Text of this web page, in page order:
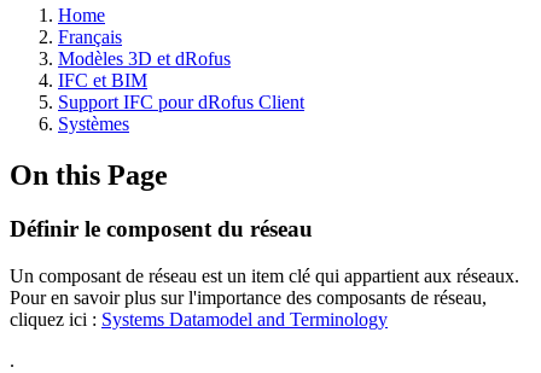
Home
Français
Modèles 3D et dRofus
IFC et BIM
Support IFC pour dRofus Client
Systèmes
On this Page
Définir le composent du réseau
Un composant de réseau est un item clé qui appartient aux réseaux.
Pour en savoir plus sur l'importance des composants de réseau,
cliquez ici : Systems Datamodel and Terminology
.